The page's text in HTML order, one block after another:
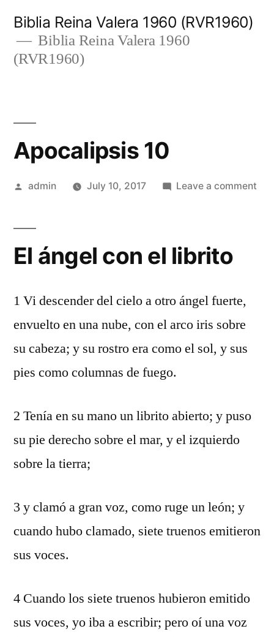
content
Biblia Reina Valera 1960 (RVR1960)
Biblia Reina Valera 1960
(RVR1960)
Apocalipsis 10
Posted
admin July 10, 2017 Leave a comment
El ángel con el librito
1 Vi descender del cielo a otro ángel fuerte,
envuelto en una nube, con el arco iris sobre
su cabeza; y su rostro era como el sol, y sus
pies como columnas de fuego.
2 Tenía en su mano un librito abierto; y puso
su pie derecho sobre el mar, y el izquierdo
sobre la tierra;
3 y clamó a gran voz, como ruge un león; y
cuando hubo clamado, siete truenos emitieron
sus voces.
4 Cuando los siete truenos hubieron emitido
sus voces, yo iba a escribir; pero oí una voz